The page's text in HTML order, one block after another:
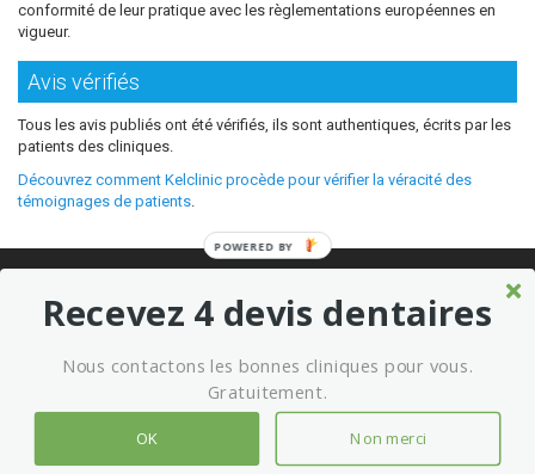
conformité de leur pratique avec les règlementations européennes en
vigueur.
Avis vérifiés
Tous les avis publiés ont été vérifiés, ils sont authentiques, écrits par les
patients des cliniques.
Découvrez comment Kelclinic procède pour vérifier la véracité des
témoignages de patients.
Conditions générales d’utilisation Mentions légales
Recevez 4 devis dentaires
Nous contactons les bonnes cliniques pour vous.
Gratuitement.
OK Non merci
POWERED BY